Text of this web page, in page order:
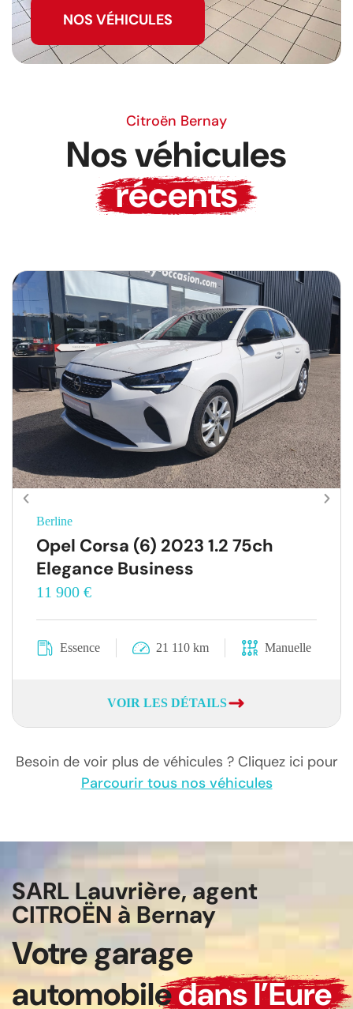
NOS VÉHICULES
Citroën Bernay
Nos véhicules
récents
Berline
Opel Corsa (6) 2023 1.2 75ch
Elegance Business
11 900 €
Essence 21 110 km Manuelle
VOIR LES DÉTAILS
Besoin de voir plus de véhicules ? Cliquez ici pour
Parcourir tous nos véhicules
SARL Lauvrière, agent
CITROËN à Bernay
Votre garage
automobiledans l’Eure